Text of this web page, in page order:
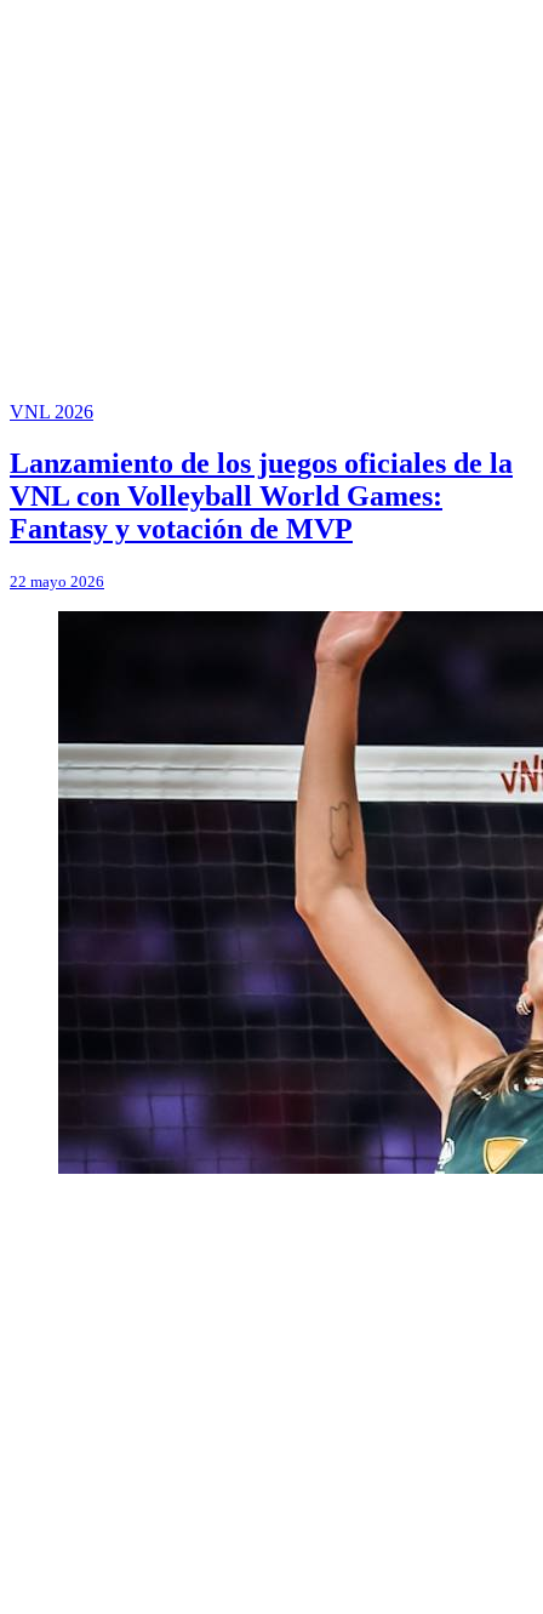
VNL 2026
Lanzamiento de los juegos oficiales de la
VNL con Volleyball World Games:
Fantasy y votación de MVP
22 mayo 2026